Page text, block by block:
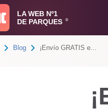
LA WEB Nº1
DE PARQUES
®
Blog ¡Envío GRATIS e...